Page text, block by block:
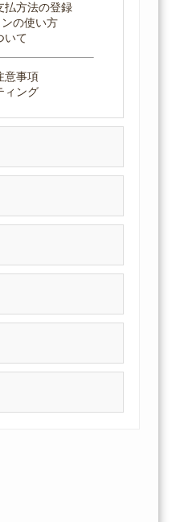
払方法の登録
の使い方
いて
意事項
ィング